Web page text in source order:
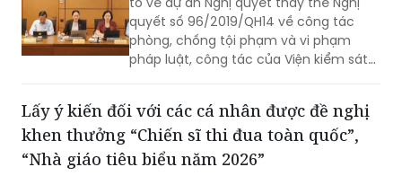
quyết số 96/2019/QH14 về công tác
phòng, chống tội phạm và vi phạm
pháp luật, công tác của Viện kiểm sát
Lấy ý kiến đối với các cá nhân được đề nghị
khen thưởng “Chiến sĩ thi đua toàn quốc”,
“Nhà giáo tiêu biểu năm 2026”